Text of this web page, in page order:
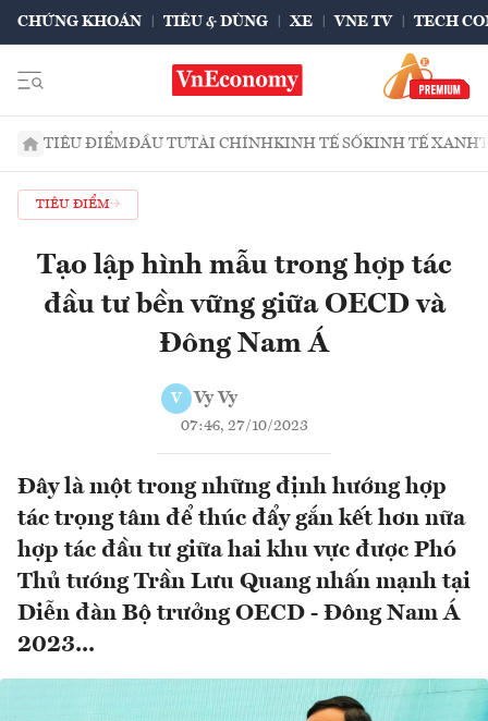
CHỨNG KHOÁN TIÊU & DÙNG XE VNE TV TECH
TIÊU ĐIỂMĐẦU TƯTÀI CHÍNHKINH TẾ SỐKINH TẾ XANH
TIÊU ĐIỂM
Tạo lập hình mẫu trong hợp tác
đầu tư bền vững giữa OECD và
Đông Nam Á
V Vy Vy
07:46, 27/10/2023
Đây là một trong những định hướng hợp
tác trọng tâm để thúc đẩy gắn kết hơn nữa
hợp tác đầu tư giữa hai khu vực được Phó
Thủ tướng Trần Lưu Quang nhấn mạnh tại
Diễn đàn Bộ trưởng OECD - Đông Nam Á
2023...